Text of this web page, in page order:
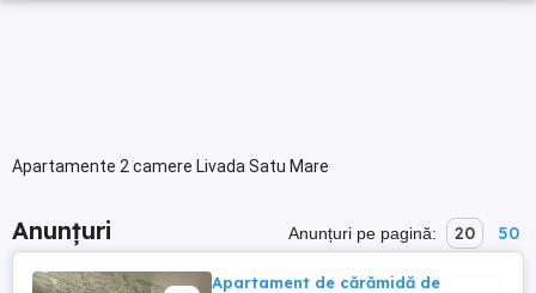
Apartamente 2 camere Livada Satu Mare
Anunțuri Anunțuri pe pagină: 20 50
Apartament de cărămidă de